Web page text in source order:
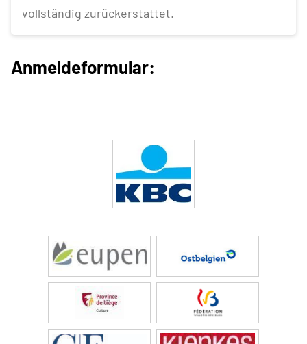
vollständig zurückerstattet.
Anmeldeformular: